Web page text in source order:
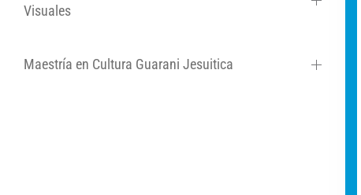
Visuales
Maestría en Cultura Guarani Jesuitica